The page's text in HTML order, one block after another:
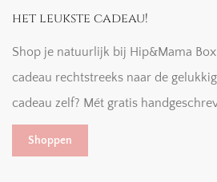
het leukste cadeau!
Shop je natuurlijk bij Hip&Mama
cadeau rechtstreeks naar de
cadeau zelf? Mét gratis
Shoppen